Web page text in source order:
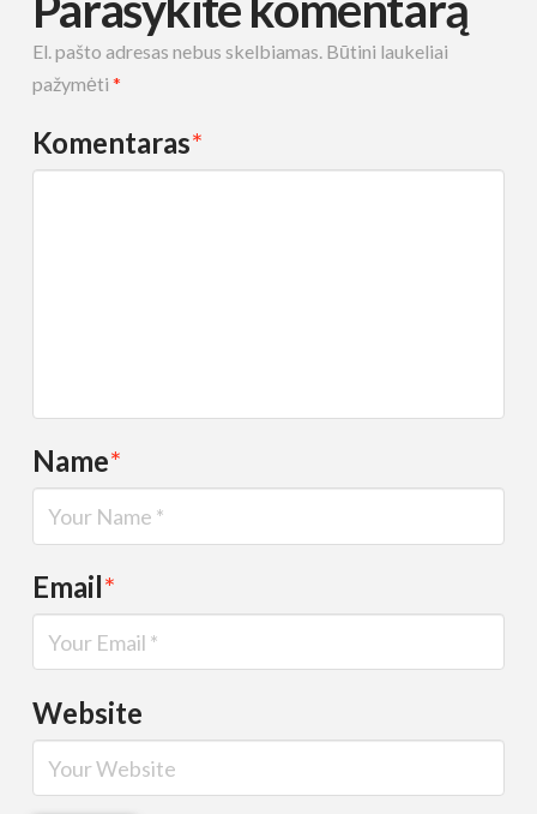
El. pašto adresas nebus skelbiamas. Būtini laukeliai
pažymėti *
Komentaras*
Name*
Email*
Website